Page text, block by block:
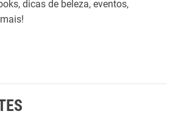
dicas de beleza, eventos,